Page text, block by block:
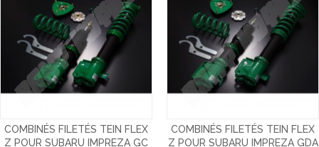
COMBINÉS FILETÉS TEIN FLEX
Z POUR SUBARU IMPREZA GC
COMBINÉS FILETÉS TEIN FLEX
Z POUR SUBARU IMPREZA GDA